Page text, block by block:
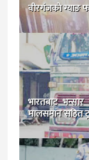
वीरगंजकाे ग्याङ
भारतबाट
मालसमान सहित